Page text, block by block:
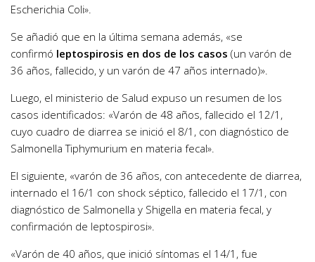
Escherichia Coli».
Se añadió que en la última semana además, «se
confirmó leptospirosis en dos de los casos (un varón de
36 años, fallecido, y un varón de 47 años internado)».
Luego, el ministerio de Salud expuso un resumen de los
casos identificados: «Varón de 48 años, fallecido el 12/1,
cuyo cuadro de diarrea se inició el 8/1, con diagnóstico de
Salmonella Tiphymurium en materia fecal».
El siguiente, «varón de 36 años, con antecedente de diarrea,
internado el 16/1 con shock séptico, fallecido el 17/1, con
diagnóstico de Salmonella y Shigella en materia fecal, y
confirmación de leptospirosi».
«Varón de 40 años, que inició síntomas el 14/1, fue